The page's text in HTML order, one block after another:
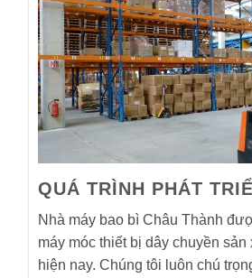
QUÁ TRÌNH PHÁT
Nhà máy bao bì Châu Thành
máy móc thiết bị dây chuyền sản
hiện nay. Chúng tôi luôn chú